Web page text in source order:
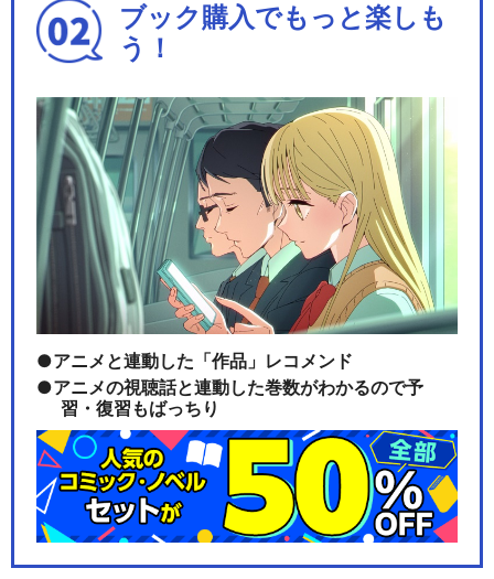
ブック購入でもっと楽しも
う！
アニメと連動した「作品」レコメンド
アニメの視聴話と連動した巻数がわかるので予
習・復習もばっちり